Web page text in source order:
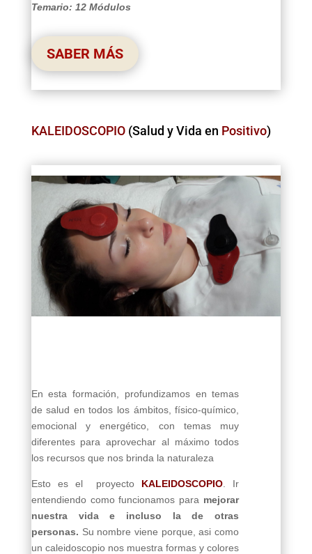
Temario: 12 Módulos
SABER MÁS
KALEIDOSCOPIO(Salud y Vida en Positivo)
En esta formación, profundizamos en temas
de salud en todos los ámbitos, físico-químico,
emocional y energético, con temas muy
diferentes para aprovechar al máximo todos
los recursos que nos brinda la naturaleza
Esto es el proyecto KALEIDOSCOPIO . Ir
entendiendo como funcionamos para mejorar
nuestra vida e incluso la de otras
personas. Su nombre viene porque, asi como
un caleidoscopio nos muestra formas y colores